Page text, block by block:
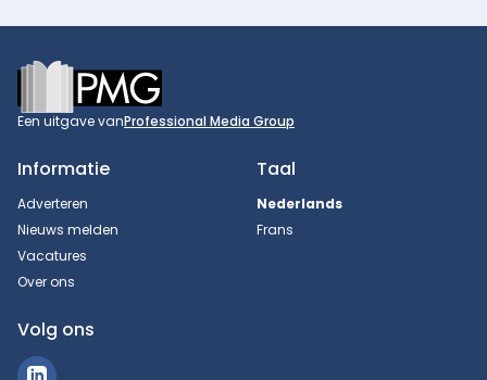
Footer
Een uitgave vanProfessional Media Group
Informatie
Adverteren
Nieuws melden
Vacatures
Over ons
Taal
Nederlands
Frans
Volg ons